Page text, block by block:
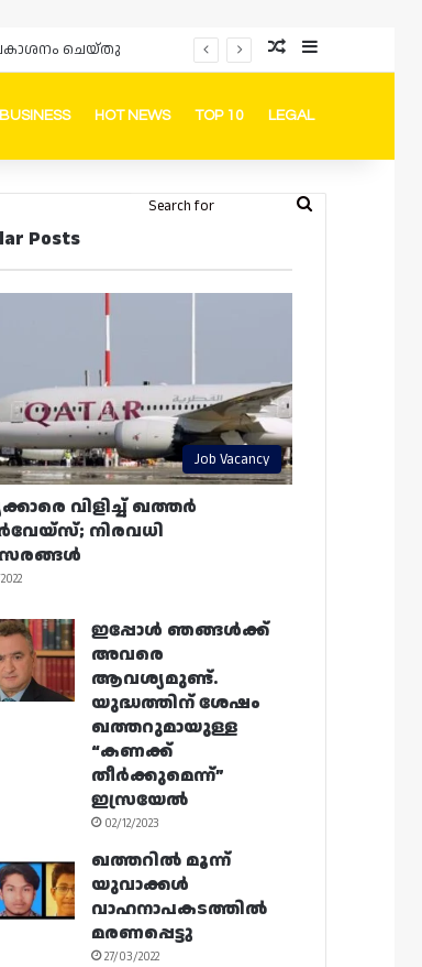
ചെയ്തു Random Article
Sidebar
BUSINESS HOT NEWS TOP 10 LEGAL
Random Article
Switch skin
Search
Posts
Job Vacancy
വിളിച്ച് ഖത്തർ
നിരവധി
ഇപ്പോൾ ഞങ്ങൾക്ക്
അവരെ
ആവശ്യമുണ്ട്.
യുദ്ധത്തിന് ശേഷം
ഖത്തറുമായുള്ള
“കണക്ക്
തീർക്കുമെന്ന്”
ഇസ്രയേൽ
02/12/2023
ഖത്തറിൽ മൂന്ന്
യുവാക്കൾ
വാഹനാപകടത്തിൽ
മരണപ്പെട്ടു
27/03/2022